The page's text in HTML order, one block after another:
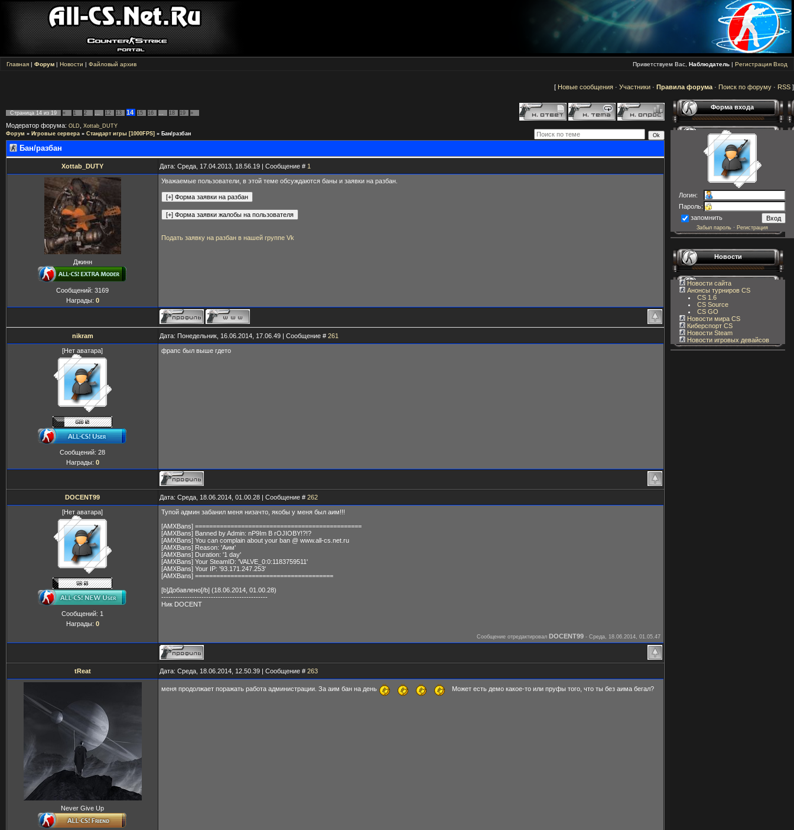
Главная | Форум | Новости | Файловый архив Приветствуем Вас, Наблюдатель | Регистрация Вход
[ Новые сообщения · Участники · Правила форума · Поиск по форуму · RSS ]
Страница 14 из 19 « 1 2 … 12 13 14 15 16 … 18 19 »
Модератор форума: OLD
Xottab_DUTY
Форум » Игровые сервера » Стандарт игры [1000FPS] » Бан/разбан
Бан/разбан
Xottab_DUTY Дата: Среда, 17.04.2013, 18.56.19 | Сообщение # 1
Джинн
Сообщений: 3169
Награды: 0
Уважаемые пользователи, в этой теме обсуждаются баны и заявки на разбан.
Подать заявку на разбан в нашей группе Vk
nikram Дата: Понедельник, 16.06.2014, 17.06.49 | Сообщение # 261
[Нет аватара]
Сообщений: 28
Награды: 0
фрапс был выше гдето
DOCENT99 Дата: Среда, 18.06.2014, 01.00.28 | Сообщение # 262
[Нет аватара]
Сообщений: 1
Награды: 0
Тупой админ забанил меня низачто, якобы у меня был аим!!!
[AMXBans] ===============================================
[AMXBans] Banned by Admin: nP9Im B rOJIOBY!?!?
[AMXBans] You can complain about your ban @ www.all-cs.net.ru
[AMXBans] Reason: 'Аим'
[AMXBans] Duration: '1 day'
[AMXBans] Your SteamID: 'VALVE_0:0:1183759511'
[AMXBans] Your IP: '93.171.247.253'
[AMXBans] =======================================
[b]Добавлено[/b] (18.06.2014, 01.00.28)
---------------------------------------------
Ник DOCENT
Сообщение отредактировал DOCENT99 - Среда, 18.06.2014, 01.05.47
tReat Дата: Среда, 18.06.2014, 12.50.39 | Сообщение # 263
Never Give Up
меня продолжает поражать работа администрации. За аим бан на день Может есть демо какое-то или пруфы того, что ты без аима бегал?
Форма входа
Логин:
Пароль:
запомнить
Забыл пароль · Регистрация
Новости
Новости сайта
Анонсы турниров CS
CS 1.6
CS Source
CS GO
Новости мира CS
Киберспорт CS
Новости Steam
Новости игровых девайсов